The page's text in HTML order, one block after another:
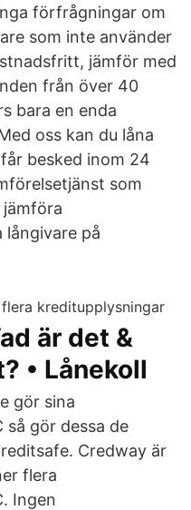
förfrågningar om
som inte använder
jämför med
från över 40
bara en enda
oss kan du låna
besked inom 24
som
långivare på
är det &
• Lånekoll
gör sina
så gör dessa de
Credway är
flera
Ingen